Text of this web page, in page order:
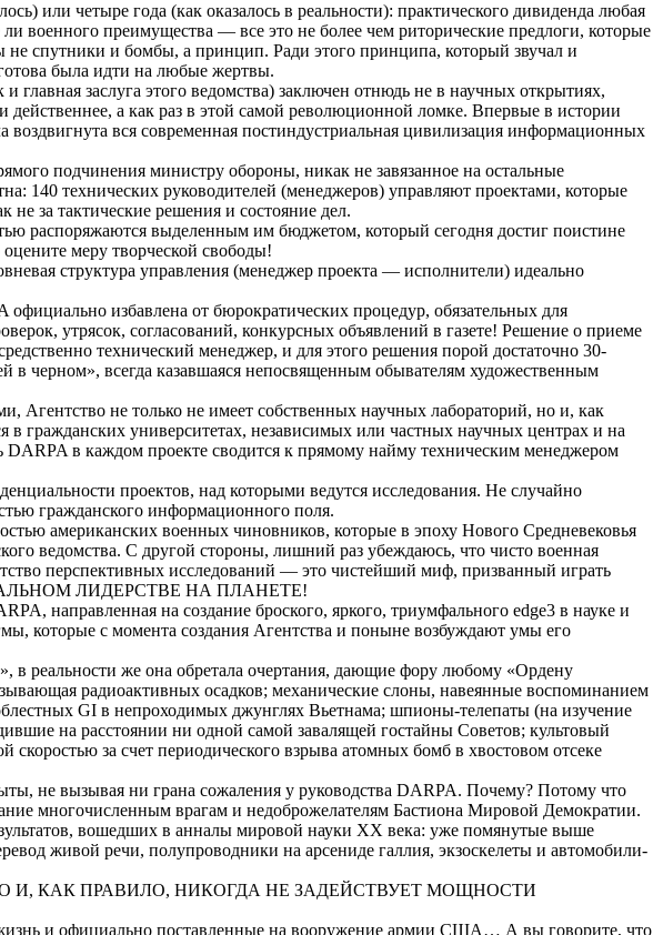
или четыре года (как оказалось в реальности): практического дивиденда любая
военного преимущества — все это не более чем риторические предлоги, которые
спутники и бомбы, а принцип. Ради этого принципа, который звучал и
была идти на любые жертвы.
заслуга этого ведомства) заключен отнюдь не в научных открытиях,
а как раз в этой самой революционной ломке. Впервые в истории
вся современная постиндустриальная цивилизация информационных
подчинения министру обороны, никак не завязанное на остальные
140 технических руководителей (менеджеров) управляют проектами, которые
за тактические решения и состояние дел.
распоряжаются выделенным им бюджетом, который сегодня достиг поистине
меру творческой свободы!
структура управления (менеджер проекта — исполнители) идеально
официальноизбавлена от бюрократических процедур, обязательных для
утрясок, согласований, конкурсных объявлений в газете! Решение о приеме
технический менеджер, и для этого решения порой достаточно 30-
в черном», всегда казавшаяся непосвященным обывателям художественным
не только не имеет собственных научных лабораторий, но и, как
гражданских университетах, независимых или частных научных центрах и на
в каждом проекте сводится к прямому найму техническим менеджером
проектов, над которыми ведутся исследования. Не случайно
гражданского информационного поля.
американских военных чиновников, которые в эпоху Нового Средневековья
ведомства. С другой стороны, лишний раз убеждаюсь, что чисто военная
перспективных исследований — это чистейший миф, призванный играть
ЛИДЕРСТВЕ НА ПЛАНЕТЕ!
направленная на создание броского, яркого, триумфального edge3 в науке и
которые с момента создания Агентства и поныне возбуждают умы его
в реальности же она обретала очертания, дающие фору любому «Ордену
радиоактивных осадков; механические слоны, навеянные воспоминанием
GI в непроходимых джунглях Вьетнама; шпионы-телепаты (на изучение
на расстоянии ни одной самой завалящей гостайны Советов; культовый
за счет периодического взрыва атомных бомб в хвостовом отсеке
не вызывая ни грана сожаления у руководства DARPA. Почему? Потому что
многочисленным врагам и недоброжелателям Бастиона Мировой Демократии.
вошедших в анналы мировой науки ХХ века: уже помянутые выше
живой речи, полупроводники на арсениде галлия, экзоскелеты и автомобили-
И, КАК ПРАВИЛО, НИКОГДА НЕ ЗАДЕЙСТВУЕТ МОЩНОСТИ
и официально поставленные на вооружение армии США… А вы говорите, что